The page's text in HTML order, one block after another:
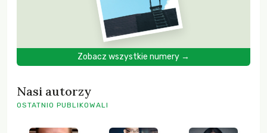
Zobacz wszystkie numery →
Nasi autorzy
OSTATNIO PUBLIKOWALI